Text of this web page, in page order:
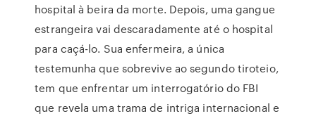
hospital à beira da morte. Depois, uma gangue
estrangeira vai descaradamente até o hospital
para caçá-lo. Sua enfermeira, a única
testemunha que sobrevive ao segundo tiroteio,
tem que enfrentar um interrogatório do FBI
que revela uma trama de intriga internacional e